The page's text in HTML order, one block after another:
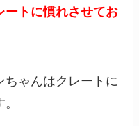
ートに慣れさせてお
ちゃんはクレートに